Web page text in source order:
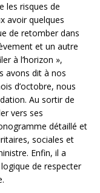
les risques de
avoir quelques
de retomber dans
et un autre
à l’horizon »,
avons dit à nos
d’octobre, nous
Au sortir de
vers ses
détaillé et
sociales et
Enfin, il a
de respecter